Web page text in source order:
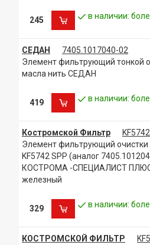
245 в наличии:
СЕДАН
7405.1017040-02
Элемент фильтрующий тонкой
масла нить СЕДАН
419 в наличии:
Костромской Фильтр
Элемент фильтрующий очистки
KF5742 SPP (аналог
КОСТРОМА -СПЕЦИАЛИСТ
железный
329 в наличии:
КОСТРОМСКОЙ ФИЛЬТР